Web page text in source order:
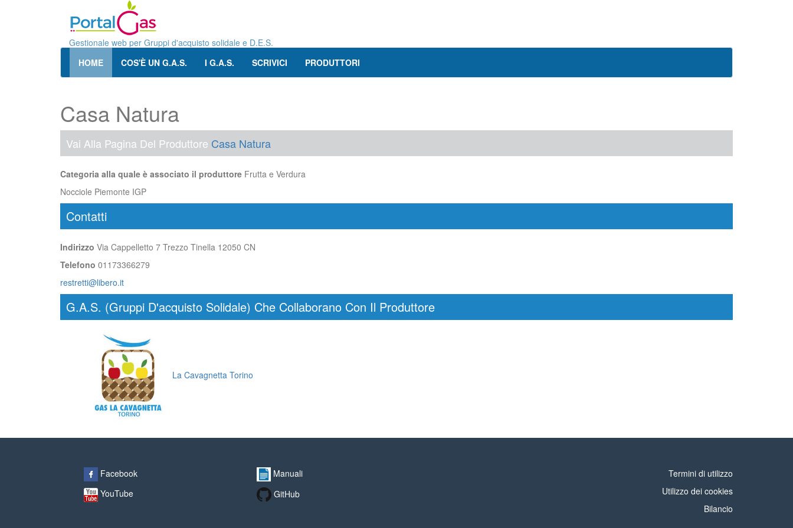
Gestionale web per Gruppi d'acquisto solidale e D.E.S.
HOME
COS'È UN G.A.S. I G.A.S. SCRIVICI PRODUTTORI
Casa Natura
Vai Alla Pagina Del Produttore Casa Natura
Categoria alla quale è associato il produttore Frutta e Verdura
Nocciole Piemonte IGP
Contatti
Indirizzo Via Cappelletto 7 Trezzo Tinella 12050 CN
Telefono 01173366279
restretti@libero.it
G.A.S. (Gruppi D'acquisto Solidale) Che Collaborano Con Il Produttore
La Cavagnetta Torino
Facebook
YouTube
Manuali
GitHub
Termini di utilizzo
Utilizzo dei cookies
Bilancio